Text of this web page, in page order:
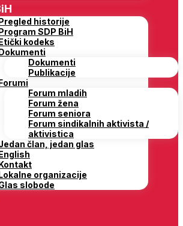
historije
SDP BiH
kodeks
Dokumenti
Publikacije
Forum mladih
Forum žena
Forum seniora
Forum sindikalnih aktivista /
aktivistica
član, jedan glas
organizacije
slobode